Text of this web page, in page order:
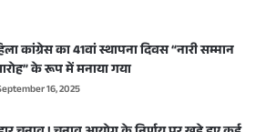
कांग्रेस का 41वां स्थापना दिवस “नारी सम्मान
के रूप में मनाया गया
16, 2025